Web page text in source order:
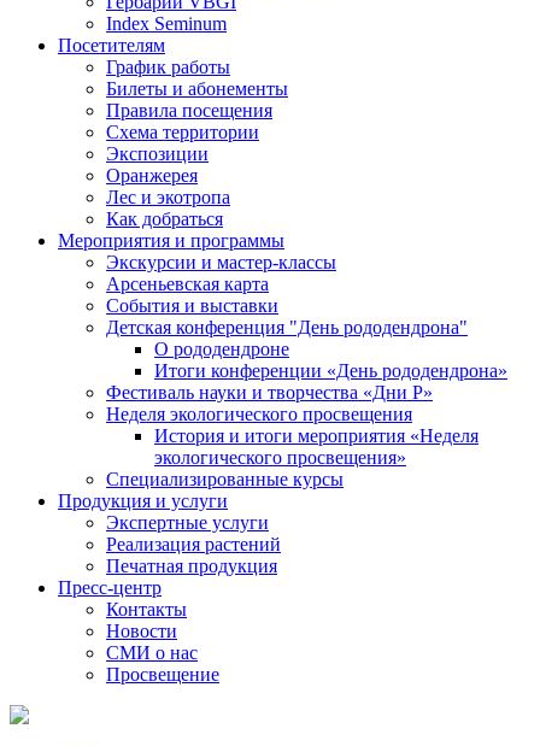
Index Seminum
Посетителям
График работы
Билеты и абонементы
Правила посещения
Схема территории
Экспозиции
Оранжерея
Лес и экотропа
Как добраться
Мероприятия и программы
Экскурсии и мастер-классы
Арсеньевская карта
События и выставки
Детская конференция "День рододендрона"
О рододендроне
Итоги конференции «День рододендрона»
Фестиваль науки и творчества «Дни Р»
Неделя экологического просвещения
История и итоги мероприятия «Неделя
экологического просвещения»
Специализированные курсы
Продукция и услуги
Экспертные услуги
Реализация растений
Печатная продукция
Пресс-центр
Контакты
Новости
СМИ о нас
Просвещение